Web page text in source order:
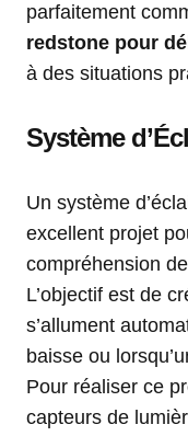
parfaitement
redstone pour
à des situations
Système
Un système
excellent projet
compréhension
L’objectif est de
s’allument
baisse ou
Pour réaliser ce
capteurs de